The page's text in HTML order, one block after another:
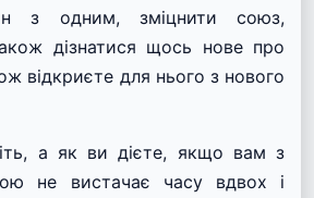
з одним, зміцнити союз,
дізнатися щось нове про
відкриєте для нього з нового
а як ви дієте, якщо вам з
не вистачає часу вдвох і